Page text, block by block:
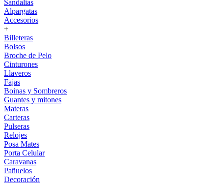
Sandalias
Alpargatas
Accesorios
+
Billeteras
Bolsos
Broche de Pelo
Cinturones
Llaveros
Fajas
Boinas y Sombreros
Guantes y mitones
Materas
Carteras
Pulseras
Relojes
Posa Mates
Porta Celular
Caravanas
Pañuelos
Decoración